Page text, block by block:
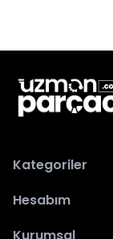
Kategoriler
Hesabım